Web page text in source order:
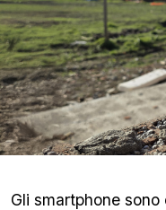
Gli smartphone